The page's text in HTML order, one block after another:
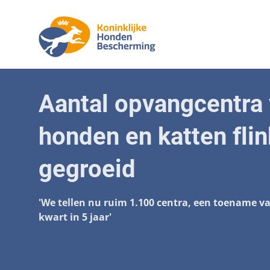
Aanpak
Betaalbare
Aantal opvangcentra
honden en katten
gegroeid
'We tellen nu ruim 1.100 centra, een toename
kwart in 5 jaar'